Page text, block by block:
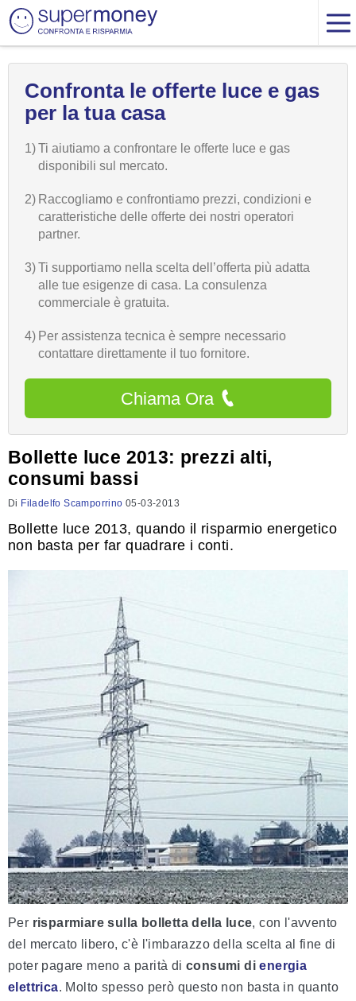
Confronta le offerte luce e gas
per la tua casa
1)Ti aiutiamo a confrontare le offerte luce e gas
disponibili sul mercato.
2) Raccogliamo e confrontiamo prezzi, condizioni e
caratteristiche delle offerte dei nostri operatori
partner.
3)Ti supportiamo nella scelta dell’offerta più adatta
alle tue esigenze di casa. La consulenza
commerciale è gratuita.
4) Per assistenza tecnica è sempre necessario
contattare direttamente il tuo fornitore.
Chiama Ora
Bollette luce 2013: prezzi alti,
consumi bassi
Di Filadelfo Scamporrino 05-03-2013
Bollette luce 2013, quando il risparmio energetico
non basta per far quadrare i conti.
Per risparmiare sulla bolletta della luce, con l'avvento
del mercato libero, c'è l'imbarazzo della scelta al fine di
poter pagare meno a parità di consumi dienergia
elettrica. Molto spesso però questo non basta in quanto